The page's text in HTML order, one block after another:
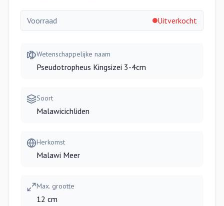
Voorraad Uitverkocht
Wetenschappelijke naam
Pseudotropheus Kingsizei 3-4cm
Soort
Malawicichliden
Herkomst
Malawi Meer
Max. grootte
12 cm